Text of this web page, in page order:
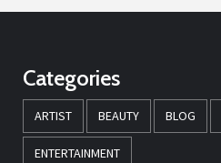
Categories
ARTIST BEAUTY BLOG
ENTERTAINMENT